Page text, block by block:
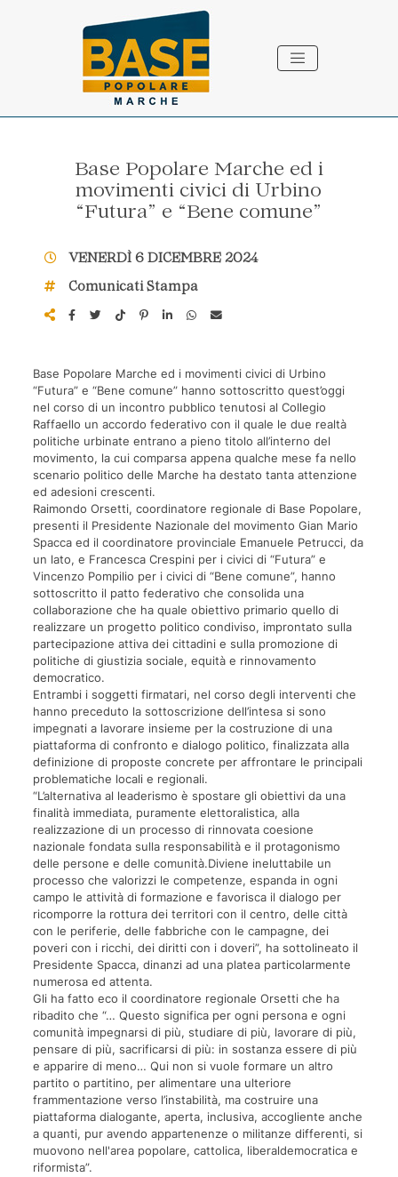
Vai ai contenuti della pagina
Base Popolare Marche ed i
movimenti civici di Urbino
“Futura” e “Bene comune”
VENERDÌ 6 DICEMBRE 2024
Comunicati Stampa
Base Popolare Marche ed i movimenti civici di Urbino
“Futura” e “Bene comune” hanno sottoscritto quest’oggi
nel corso di un incontro pubblico tenutosi al Collegio
Raffaello un accordo federativo con il quale le due realtà
politiche urbinate entrano a pieno titolo all’interno del
movimento, la cui comparsa appena qualche mese fa nello
scenario politico delle Marche ha destato tanta attenzione
ed adesioni crescenti.
Raimondo Orsetti, coordinatore regionale di Base Popolare,
presenti il Presidente Nazionale del movimento Gian Mario
Spacca ed il coordinatore provinciale Emanuele Petrucci, da
un lato, e Francesca Crespini per i civici di “Futura” e
Vincenzo Pompilio per i civici di “Bene comune”, hanno
sottoscritto il patto federativo che consolida una
collaborazione che ha quale obiettivo primario quello di
realizzare un progetto politico condiviso, improntato sulla
partecipazione attiva dei cittadini e sulla promozione di
politiche di giustizia sociale, equità e rinnovamento
democratico.
Entrambi i soggetti firmatari, nel corso degli interventi che
hanno preceduto la sottoscrizione dell’intesa si sono
impegnati a lavorare insieme per la costruzione di una
piattaforma di confronto e dialogo politico, finalizzata alla
definizione di proposte concrete per affrontare le principali
problematiche locali e regionali.
“L’alternativa al leaderismo è spostare gli obiettivi da una
finalità immediata, puramente elettoralistica, alla
realizzazione di un processo di rinnovata coesione
nazionale fondata sulla responsabilità e il protagonismo
delle persone e delle comunità.Diviene ineluttabile un
processo che valorizzi le competenze, espanda in ogni
campo le attività di formazione e favorisca il dialogo per
ricomporre la rottura dei territori con il centro, delle città
con le periferie, delle fabbriche con le campagne, dei
poveri con i ricchi, dei diritti con i doveri”, ha sottolineato il
Presidente Spacca, dinanzi ad una platea particolarmente
numerosa ed attenta.
Gli ha fatto eco il coordinatore regionale Orsetti che ha
ribadito che “… Questo significa per ogni persona e ogni
comunità impegnarsi di più, studiare di più, lavorare di più,
pensare di più, sacrificarsi di più: in sostanza essere di più
e apparire di meno… Qui non si vuole formare un altro
partito o partitino, per alimentare una ulteriore
frammentazione verso l’instabilità, ma costruire una
piattaforma dialogante, aperta, inclusiva, accogliente anche
a quanti, pur avendo appartenenze o militanze differenti, si
muovono nell'area popolare, cattolica, liberaldemocratica e
riformista”.